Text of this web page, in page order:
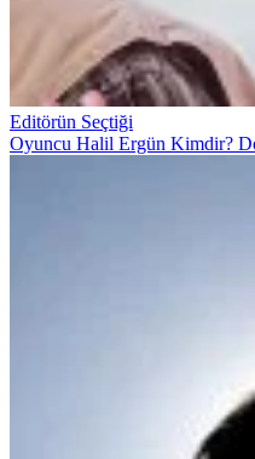
Editörün Seçtiği
Oyuncu Halil Ergün Kimdir?